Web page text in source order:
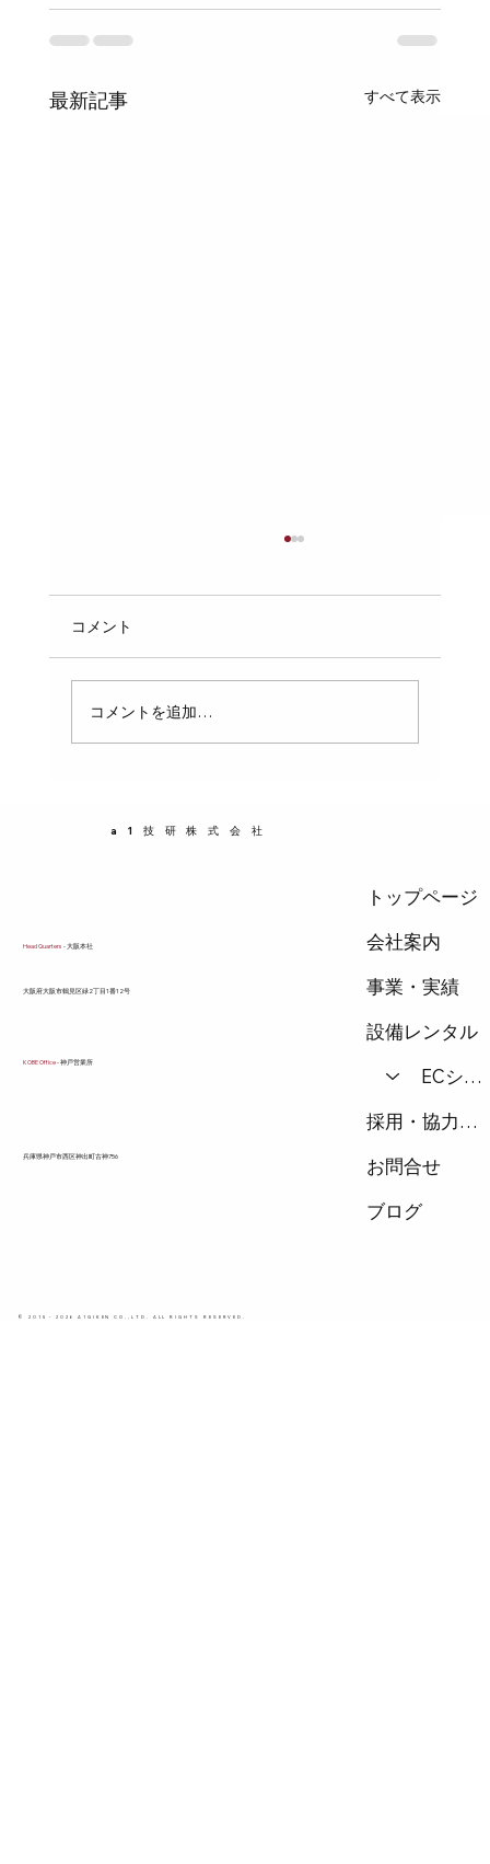
最新記事 すべて表示
配管工事において、パイプの支持間隔（支持ピ
ッチ）は非常に重要なポイントです。適切な支
持間隔を守らなければ、パイプが自重や内部の
水の重さでたわみ、破損や漏水の原因になりま
供します。 支持間隔が重要な理由 パイプは自
コメント
コメントを追加…
a1技研株式会社
Head Quarters- 大阪本社
​大阪府大阪市鶴見区緑2丁目1番12号
KOBE Office- 神戸営業所
兵庫県神戸市西区神出町古神756
© 2015 - 2026 A1GIKEN CO.,LTD. ALL RIGHTS RESERVED.
トップページ
会社案内
事業・実績
設備レンタル
ECショップ
採用・協力会社
お問合せ
ブログ